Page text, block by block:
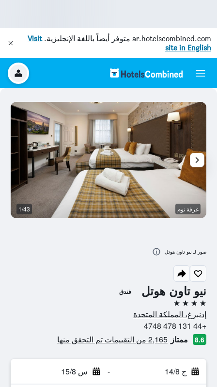
ar.hotelscombined.com متوفر أيضاً باللغة الإنجليزية.Visit
site in English
نيو تاون هوتل فندق
4 نجوم
إدنبرغ، المملكة المتحدة
+44 131 478 4748
8.6 ممتاز 2,165 من التقييمات تم التحقق منها
ج 14/8 - س 15/8
غرفة نوم 1/43
صور لـ نيو تاون هوتل